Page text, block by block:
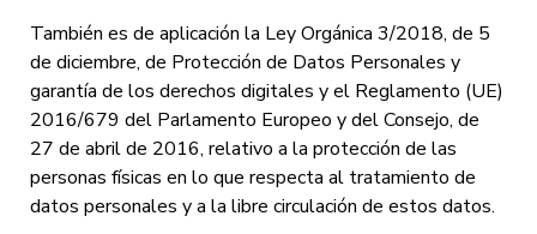
También es de aplicación la Ley Orgánica 3/2018, de 5
de diciembre, de Protección de Datos Personales y
garantía de los derechos digitales y el Reglamento (UE)
2016/679 del Parlamento Europeo y del Consejo, de
27 de abril de 2016, relativo a la protección de las
personas físicas en lo que respecta al tratamiento de
datos personales y a la libre circulación de estos datos.